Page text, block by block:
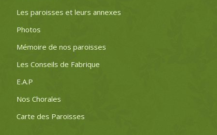
Les paroisses et leurs annexes
Photos
Mémoire de nos paroisses
Les Conseils de Fabrique
E.A.P
Nos Chorales
Carte des Paroisses